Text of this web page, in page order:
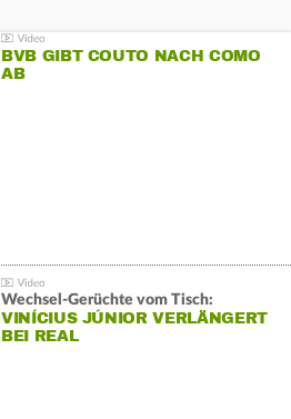
BVB GIBT COUTO NACH COMO
AB
Wechsel-Gerüchte vom Tisch:
VINÍCIUS JÚNIOR VERLÄNGERT
BEI REAL